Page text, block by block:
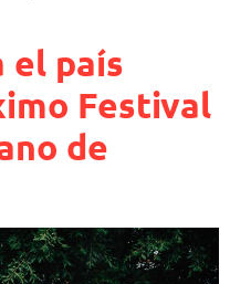
el país
Festival
de